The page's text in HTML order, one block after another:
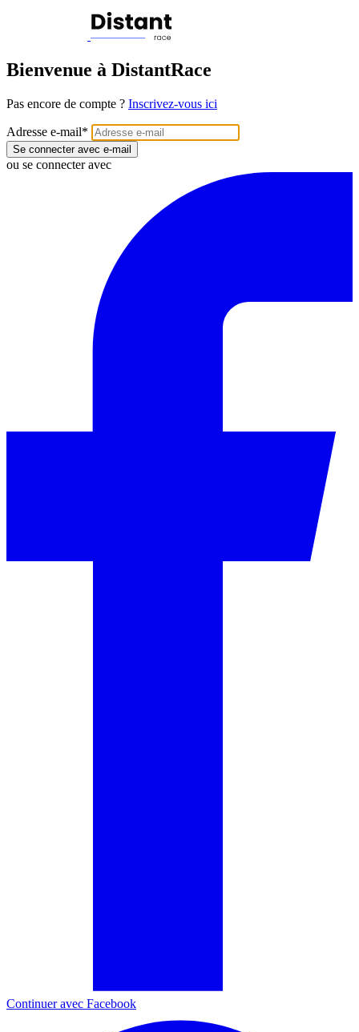
Bienvenue à DistantRace
Pas encore de compte ? Inscrivez-vous ici
Adresse e-mail*
Se connecter avec e-mail
ou se connecter avec
Continuer avec Facebook